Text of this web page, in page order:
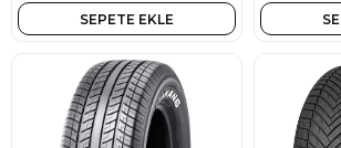
SEPETE EKLE